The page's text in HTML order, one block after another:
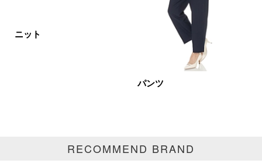
グレー
ベージュ オレンジ
ピンク
ニット
パンツ
RECOMMEND BRAND